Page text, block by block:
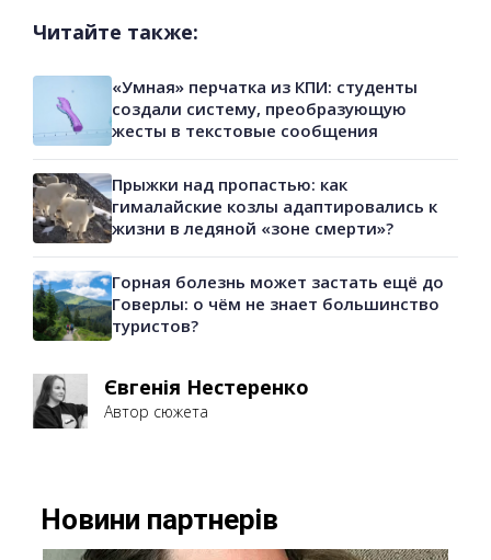
Читайте также:
«Умная» перчатка из КПИ: студенты
создали систему, преобразующую
жесты в текстовые сообщения
Прыжки над пропастью: как
гималайские козлы адаптировались к
жизни в ледяной «зоне смерти»?
Горная болезнь может застать ещё до
Говерлы: о чём не знает большинство
туристов?
Євгенія Нестеренко
Автор сюжета